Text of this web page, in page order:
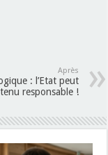
Après
: l’Etat peut
responsable !